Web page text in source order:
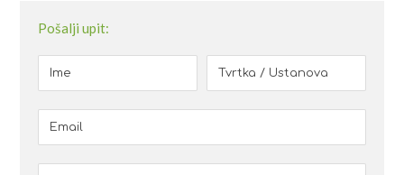
Pošalji upit: